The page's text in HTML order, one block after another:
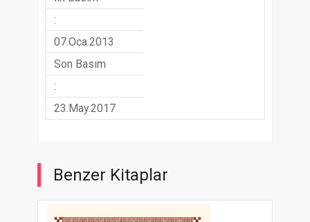
:
07.Oca.2013
Son Basım
:
23.May.2017
Benzer Kitaplar